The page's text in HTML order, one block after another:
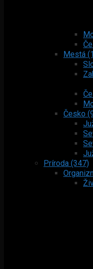
Mestá
Česko
Príroda (347)